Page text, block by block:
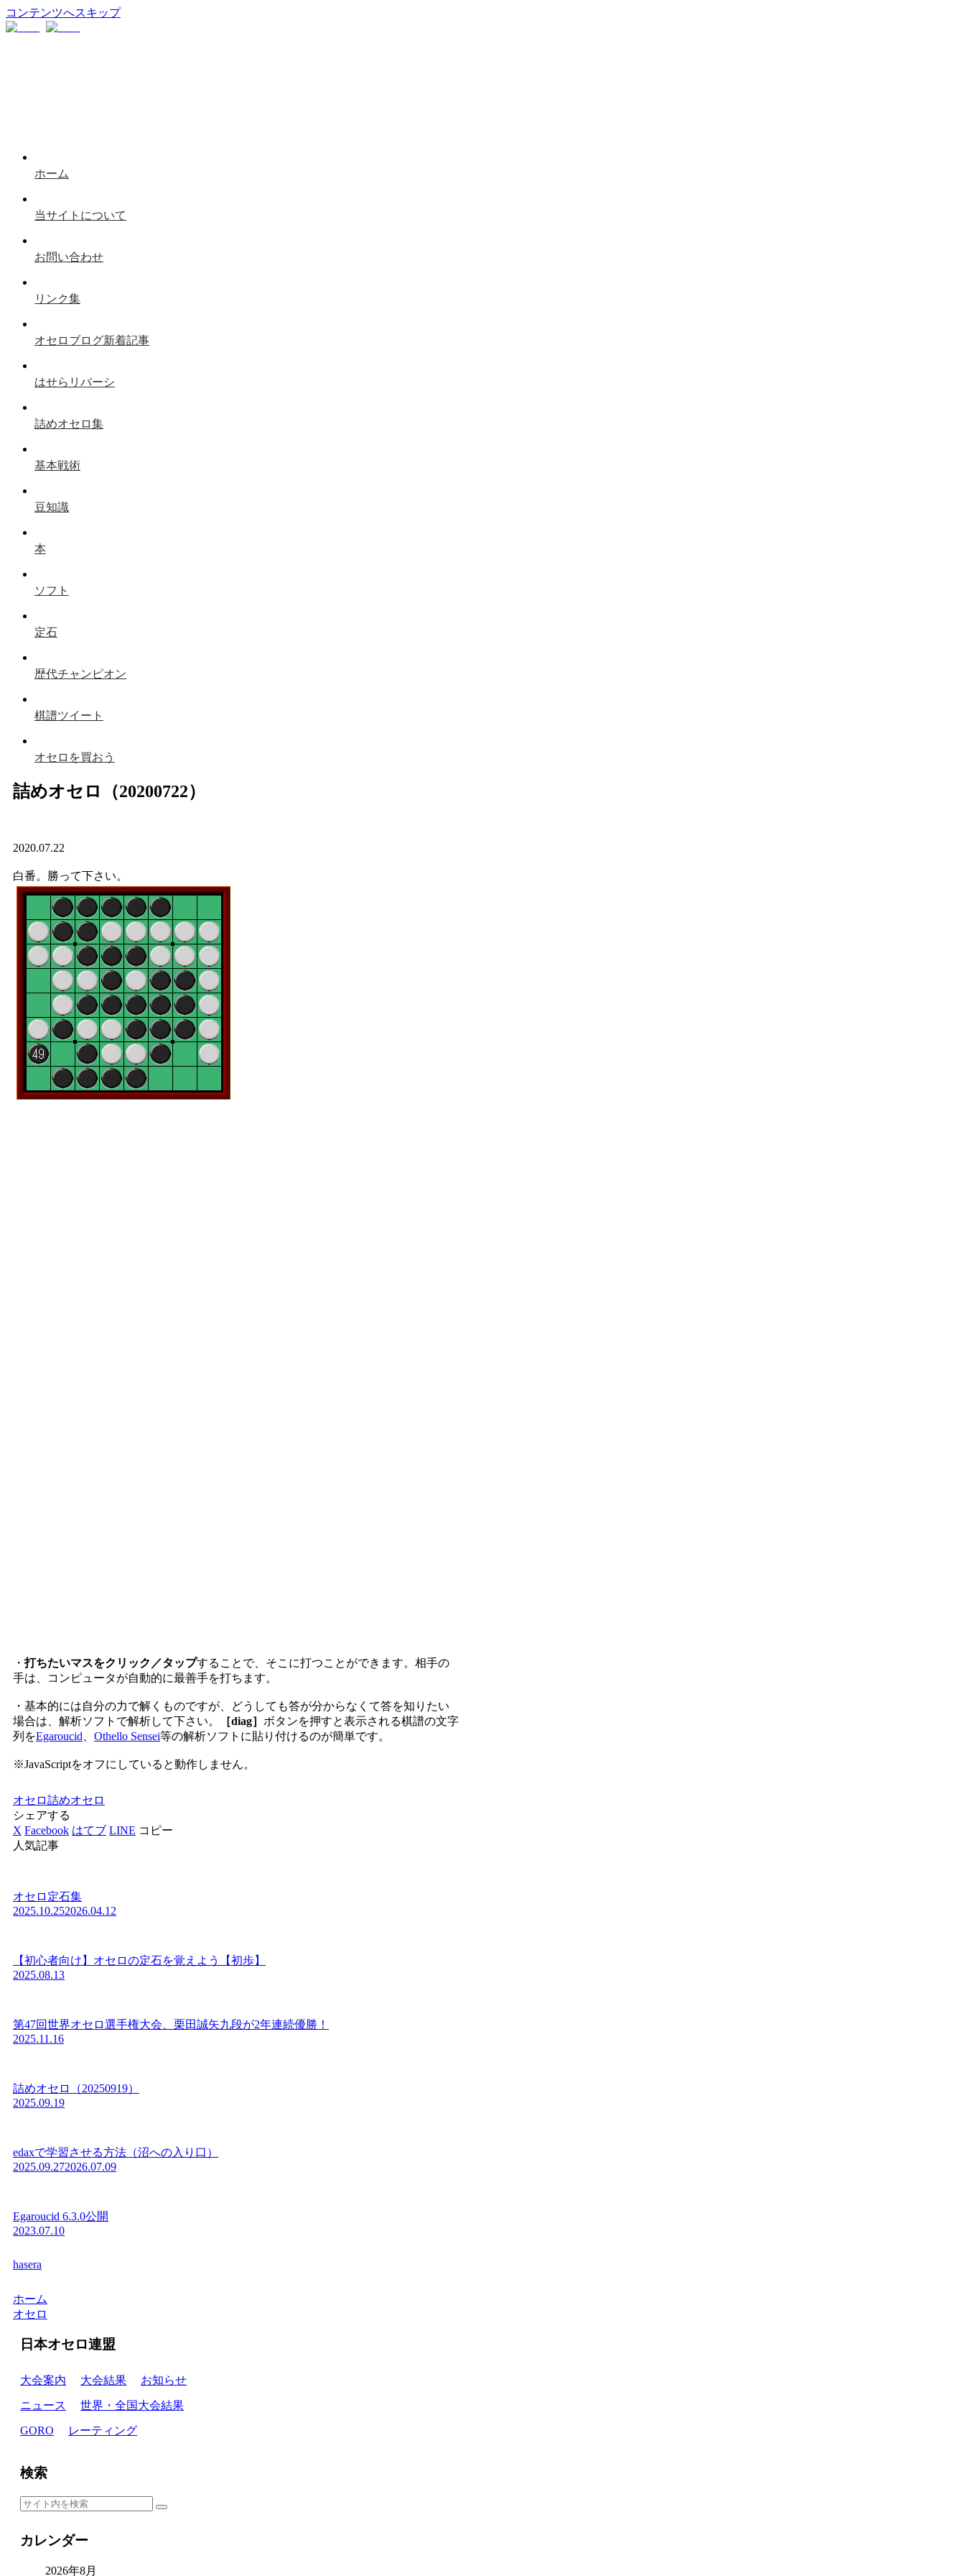
コンテンツへスキップ
ホーム
当サイトについて
お問い合わせ
リンク集
オセロブログ新着記事
はせらリバーシ
詰めオセロ集
基本戦術
豆知識
本
ソフト
定石
歴代チャンピオン
棋譜ツイート
オセロを買おう
詰めオセロ（20200722）
2020.07.22
白番。勝って下さい。
・打ちたいマスをクリック／タップすることで、そこに打つことができます。相手の
手は、コンピュータが自動的に最善手を打ちます。
・基本的には自分の力で解くものですが、どうしても答が分からなくて答を知りたい
場合は、解析ソフトで解析して下さい。
［diag］ ボタンを押すと表示される棋譜の文字
列をEgaroucid Othello Sensei等の解析ソフトに貼り付けるのが簡単です。
※JavaScriptをオフにしていると動作しません。
オセロ詰めオセロ
シェアする
X Facebook はてブ LINE コピー
人気記事
オセロ定石集
2025.10.252026.04.12
【初心者向け】オセロの定石を覚えよう【初歩】
2025.08.13
第47回世界オセロ選手権大会、栗田誠矢九段が2年連続優勝！
2025.11.16
詰めオセロ（20250919）
2025.09.19
edaxで学習させる方法（沼への入り口）
2025.09.272026.07.09
Egaroucid 6.3.0公開
2023.07.10
hasera
ホーム
オセロ
日本オセロ連盟
大会案内 大会結果 お知らせ
ニュース 世界・全国大会結果
GORO レーティング
検索
カレンダー
2026年8月